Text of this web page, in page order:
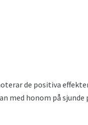
de positiva
med honom på